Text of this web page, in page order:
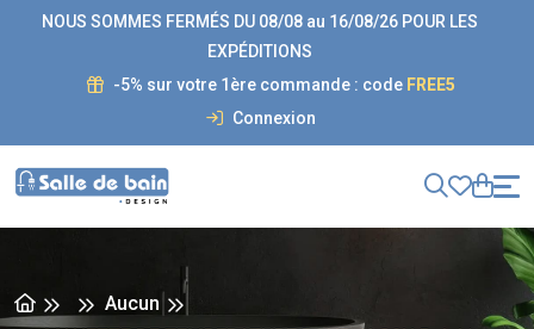
NOUS SOMMES FERMÉS DU 08/08 au 16/08/26 POUR LES
EXPÉDITIONS
-5% sur votre 1ère commande : code FREE5
Connexion
Aucun